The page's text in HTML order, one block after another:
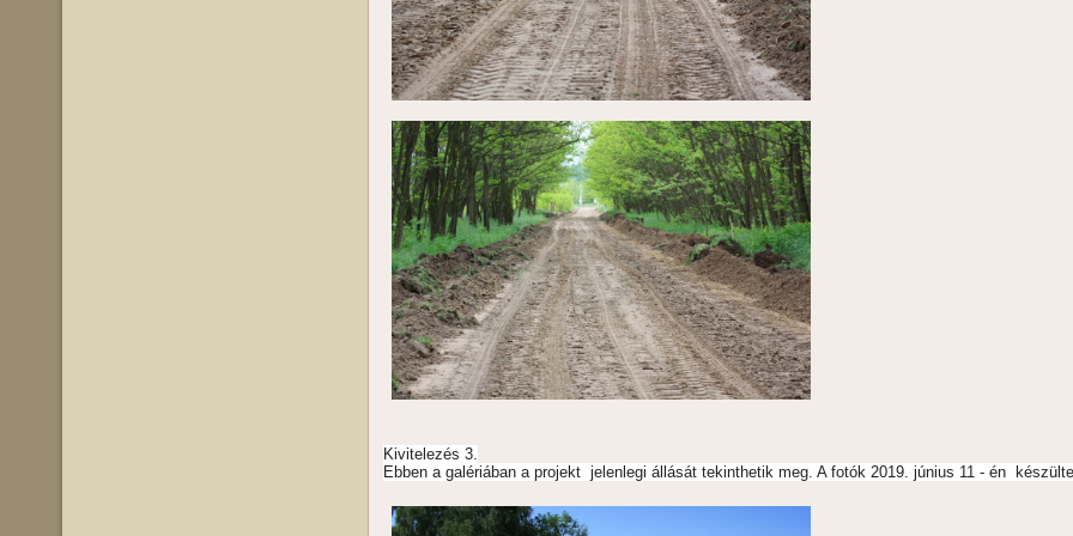
Kivitelezés 3.
Ebben a galériában a projekt jelenlegi állását tekinthetik meg. A fotók 2019. június 11 - én